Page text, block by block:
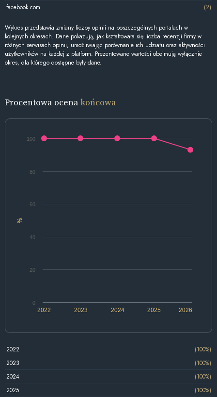
facebook.com
(2)
Wykres przedstawia zmiany liczby opinii na poszczególnych portalach w
kolejnych okresach. Dane pokazują, jak kształtowała się liczba recenzji firmy w
różnych serwisach opinii, umożliwiając porównanie ich udziału oraz aktywności
użytkowników na każdej z platform. Prezentowane wartości obejmują wyłącznie
okres, dla którego dostępne były dane.
Procentowa ocenakońcowa
%
2022 2024 2026
2023 2025
0
20
40
60
80
100
2022
(100%)
2023
(100%)
2024
(100%)
2025
(100%)